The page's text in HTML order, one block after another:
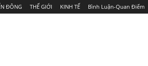
ĐÔNG THẾ GIỚI KINH TẾ Bình Luận-Quan Điểm